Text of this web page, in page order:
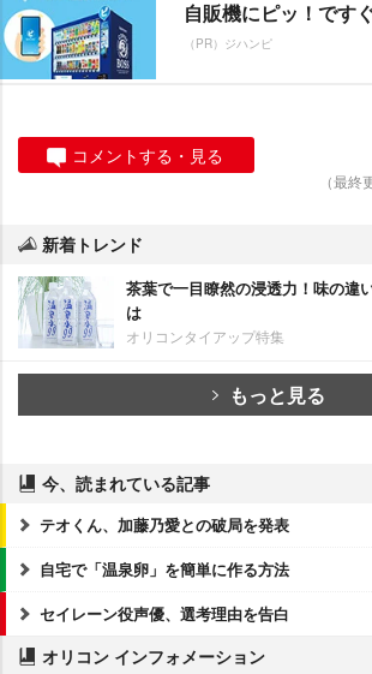
自販機にピッ！です
（PR）ジハンピ
コメントする・見る
（最
新着トレンド
茶葉で一目瞭然の浸透力！味の違
は
オリコンタイアップ特集
もっと見る
今、読まれている記事
テオくん、加藤乃愛との破局を発表
自宅で「温泉卵」を簡単に作る方法
セイレーン役声優、選考理由を告白
オリコン インフォメーション